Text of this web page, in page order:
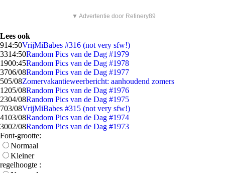
▼ Advertentie door Refinery89
Lees ook
914:50VrijMiBabes #316 (not very sfw!)
3314:50Random Pics van de Dag #1979
1900:45Random Pics van de Dag #1978
3706/08Random Pics van de Dag #1977
505/08Zomervakantieweerbericht: aanhoudend zomers
1205/08Random Pics van de Dag #1976
2304/08Random Pics van de Dag #1975
703/08VrijMiBabes #315 (not very sfw!)
4103/08Random Pics van de Dag #1974
3002/08Random Pics van de Dag #1973
Font-grootte:
Normaal
Kleiner
regelhoogte :